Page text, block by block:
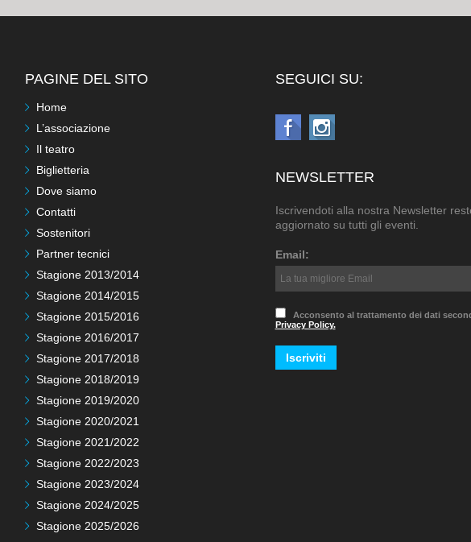
PAGINE DEL SITO
Home
L’associazione
Il teatro
Biglietteria
Dove siamo
Contatti
Sostenitori
Partner tecnici
Stagione 2013/2014
Stagione 2014/2015
Stagione 2015/2016
Stagione 2016/2017
Stagione 2017/2018
Stagione 2018/2019
Stagione 2019/2020
Stagione 2020/2021
Stagione 2021/2022
Stagione 2022/2023
Stagione 2023/2024
Stagione 2024/2025
Stagione 2025/2026
SEGUICI SU:
NEWSLETTER
Iscrivendoti alla nostra Newsletter
aggiornato su tutti gli eventi.
Email:
Acconsento al trattamento dei dati
Privacy Policy.